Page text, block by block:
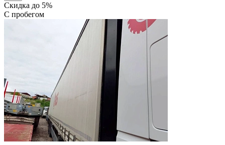
Скидка до 5%
С пробегом